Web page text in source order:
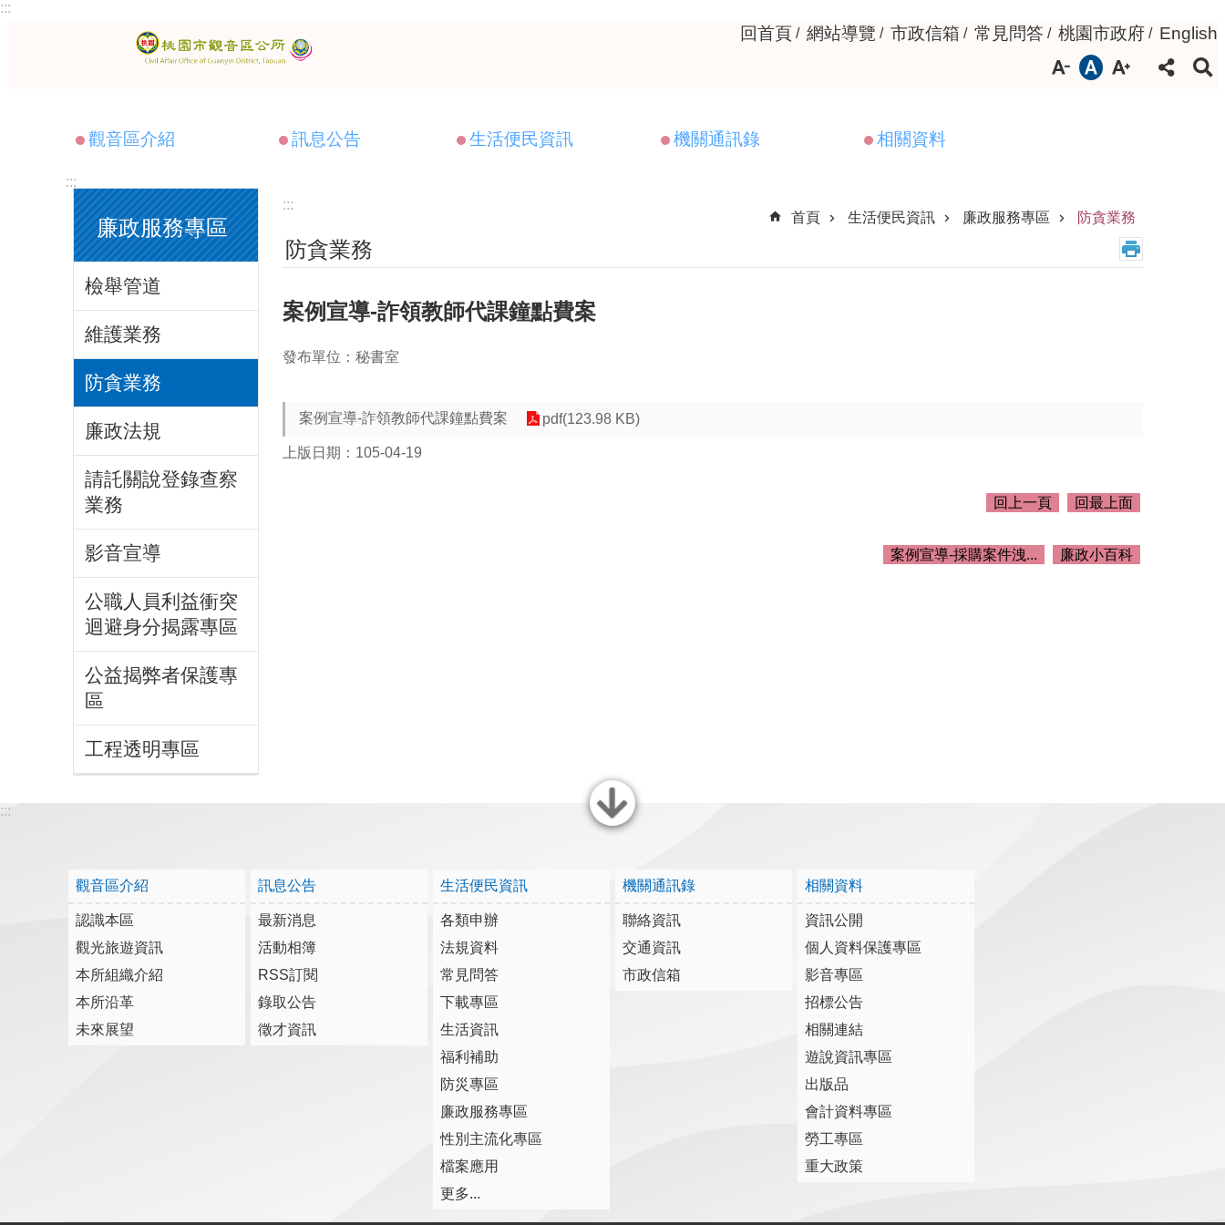
跳到主要內容區塊
:::
回首頁 網站導覽 市政信箱 常見問答 桃園市政府 English
觀音區介紹 訊息公告 生活便民資訊 機關通訊錄 相關資料
:::
廉政服務專區
檢舉管道
維護業務
防貪業務
廉政法規
請託關說登錄查察
業務
影音宣導
公職人員利益衝突
迴避身分揭露專區
公益揭弊者保護專
區
工程透明專區
:::
首頁
生活便民資訊 廉政服務專區 防貪業務
防貪業務
案例宣導-詐領教師代課鐘點費案
發布單位：秘書室
案例宣導-詐領教師代課鐘點費案 pdf(123.98 KB)
上版日期：105-04-19
回上一頁 回最上面
案例宣導-採購案件洩... 廉政小百科
關閉
:::
觀音區介紹
認識本區
觀光旅遊資訊
本所組織介紹
本所沿革
未來展望
訊息公告
最新消息
活動相簿
RSS訂閱
錄取公告
徵才資訊
生活便民資訊
各類申辦
法規資料
常見問答
下載專區
生活資訊
福利補助
防災專區
廉政服務專區
性別主流化專區
檔案應用
更多...
機關通訊錄
聯絡資訊
交通資訊
市政信箱
相關資料
資訊公開
個人資料保護專區
影音專區
招標公告
相關連結
遊說資訊專區
出版品
會計資料專區
勞工專區
重大政策